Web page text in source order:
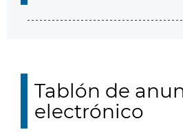
Tablón de
electrónico